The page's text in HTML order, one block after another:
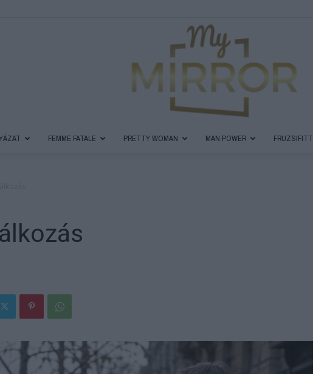
FEMME FATALE PRETTY WOMAN MAN POWER FRUZSIFITT